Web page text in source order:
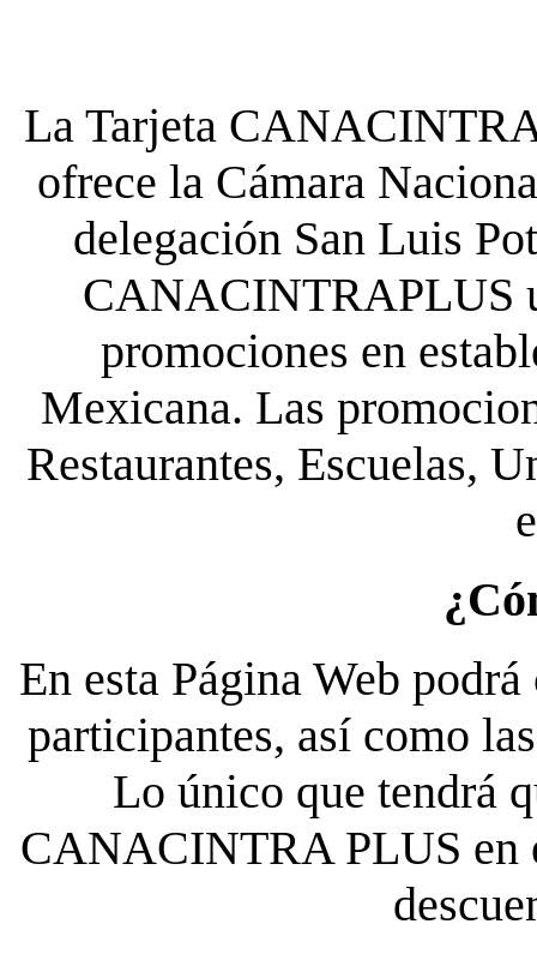
La Tarjeta
ofrece la Cámara
delegación San Luis
CANACINTRAPLUS
promociones en
Mexicana. Las
Restaurantes, Escuelas,
En esta Página Web
participantes, así como
Lo único que tendrá
CANACINTRA PLUS en